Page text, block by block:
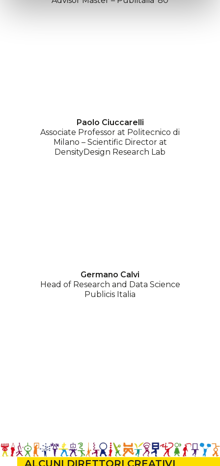
Paolo Ciuccarelli
Associate Professor at Politecnico di
Milano – Scientific Director at
DensityDesign Research Lab
Germano Calvi
Head of Research and Data Science
Publicis Italia